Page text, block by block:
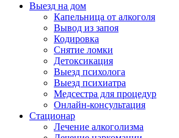
Выезд на дом
Капельница от алкоголя
Вывод из запоя
Кодировка
Снятие ломки
Детоксикация
Выезд психолога
Выезд психиатра
Медсестра для процедур
Онлайн-консультация
Стационар
Лечение алкоголизма